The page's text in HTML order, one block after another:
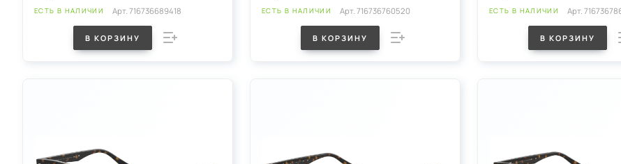
ЕСТЬ В НАЛИЧИИ Арт.716736689418
В КОРЗИНУ
ЕСТЬ В НАЛИЧИИ Арт.716736760520
В КОРЗИНУ
ЕСТЬ В НАЛИЧИИ Арт.
В КОРЗИНУ